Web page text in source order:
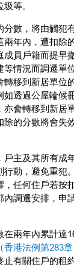
等。
分數，將由觸犯
兩年內，遭扣除
成員戶籍而提早
等情況而調遷單
轉移到新居單位
如透過公屋輪候
亦會轉移到新居
除的分數將會失
戶主及其所有成
行動，避免重犯
，任何住戶若按
內調遷安排，申
在兩年內累計達
香港法例第283
止有關住戶的租